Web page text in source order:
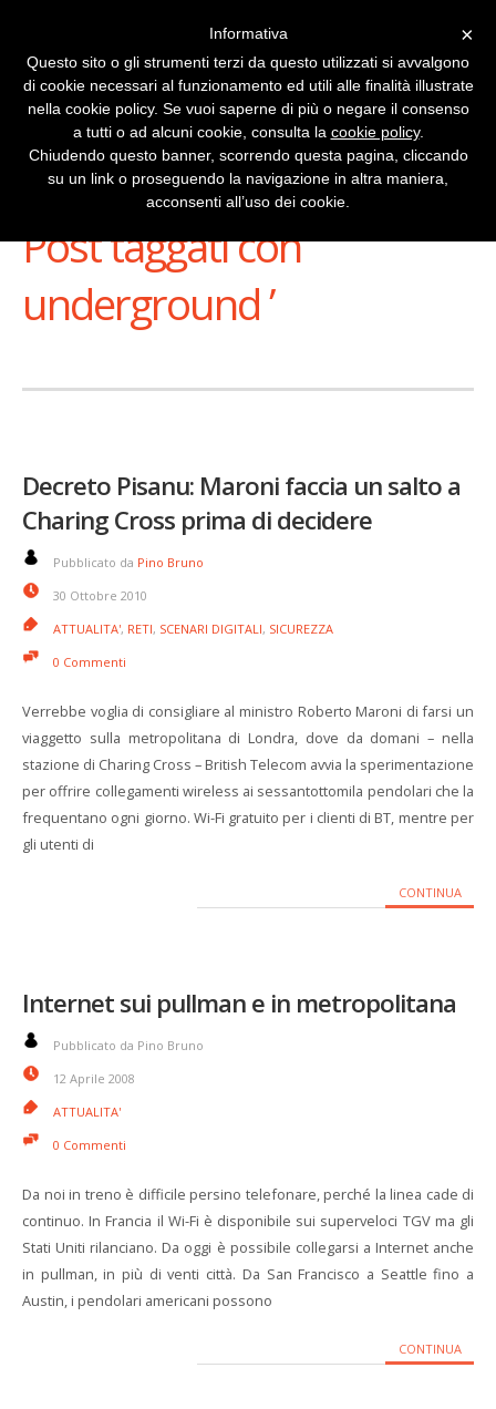
Stai Visualizzando
Post taggati con ‘
underground ’
Decreto Pisanu: Maroni faccia un salto a
Charing Cross prima di decidere
Pubblicato da Pino Bruno
30 Ottobre 2010
ATTUALITA', RETI, SCENARI DIGITALI, SICUREZZA
0 Commenti
Verrebbe voglia di consigliare al ministro Roberto Maroni di farsi un
viaggetto sulla metropolitana di Londra, dove da domani – nella
stazione di Charing Cross – British Telecom avvia la sperimentazione
per offrire collegamenti wireless ai sessantottomila pendolari che la
frequentano ogni giorno. Wi-Fi gratuito per i clienti di BT, mentre per
gli utenti di
CONTINUA
Internet sui pullman e in metropolitana
Pubblicato da Pino Bruno
12 Aprile 2008
ATTUALITA'
0 Commenti
Da noi in treno è difficile persino telefonare, perché la linea cade di
continuo. In Francia il Wi-Fi è disponibile sui superveloci TGV ma gli
Stati Uniti rilanciano. Da oggi è possibile collegarsi a Internet anche
in pullman, in più di venti città. Da San Francisco a Seattle fino a
Austin, i pendolari americani possono
CONTINUA
×
Informativa
Questo sito o gli strumenti terzi da questo utilizzati si avvalgono
di cookie necessari al funzionamento ed utili alle finalità illustrate
nella cookie policy. Se vuoi saperne di più o negare il consenso
a tutti o ad alcuni cookie, consulta la cookie policy.
Chiudendo questo banner, scorrendo questa pagina, cliccando
su un link o proseguendo la navigazione in altra maniera,
acconsenti all’uso dei cookie.